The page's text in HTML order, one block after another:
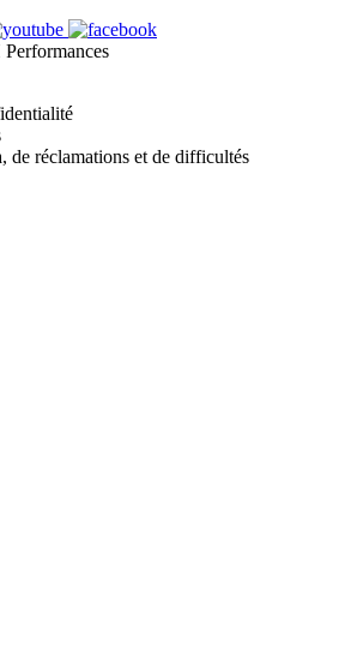
de réclamations et de difficultés